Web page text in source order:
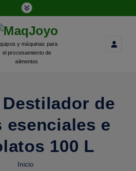
y máquinas para
el procesamiento de
alimentos
Destilador de
esenciales e
100 L
Inicio